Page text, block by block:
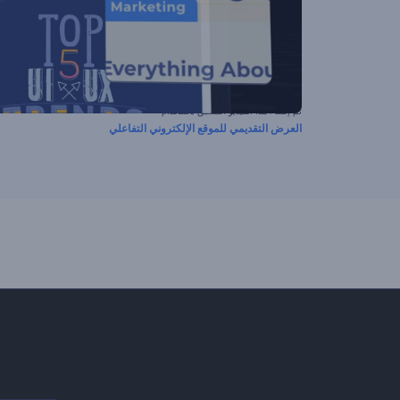
تم إنشاء هذا الفيديو المسبق باستخدام
العرض التقديمي للموقع الإلكتروني التفاعلي